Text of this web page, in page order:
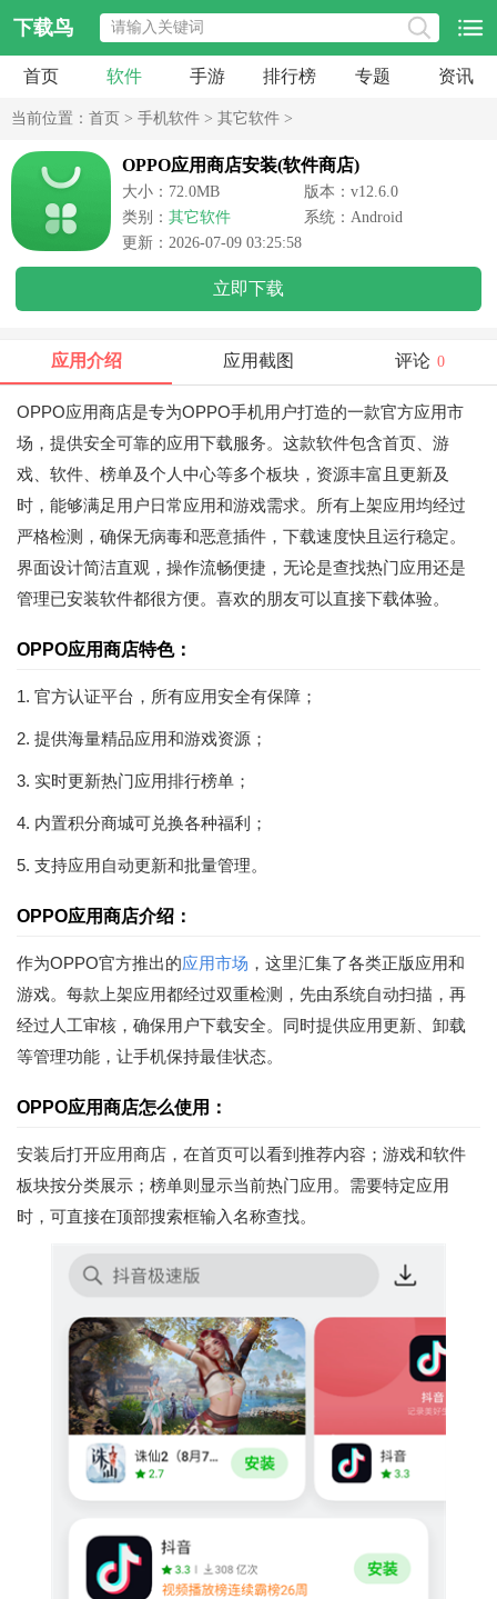
下载鸟
首页 软件 手游 排行榜 专题 资讯
当前位置： 首页 > 手机软件 > 其它软件 >
OPPO应用商店安装(软件商店)
大小：72.0MB
版本：v12.6.0
类别： 其它软件
系统：Android
更新：2026-07-09 03:25:58
立即下载
应用介绍 应用截图 评论 0
OPPO应用商店是专为OPPO手机用户打造的一款官方应用市
场，提供安全可靠的应用下载服务。这款软件包含首页、游
戏、软件、榜单及个人中心等多个板块，资源丰富且更新及
时，能够满足用户日常应用和游戏需求。所有上架应用均经过
严格检测，确保无病毒和恶意插件，下载速度快且运行稳定。
界面设计简洁直观，操作流畅便捷，无论是查找热门应用还是
管理已安装软件都很方便。喜欢的朋友可以直接下载体验。
OPPO应用商店特色：
1. 官方认证平台，所有应用安全有保障；
2. 提供海量精品应用和游戏资源；
3. 实时更新热门应用排行榜单；
4. 内置积分商城可兑换各种福利；
5. 支持应用自动更新和批量管理。
OPPO应用商店介绍：
作为OPPO官方推出的应用市场 ，这里汇集了各类正版应用和
游戏。每款上架应用都经过双重检测，先由系统自动扫描，再
经过人工审核，确保用户下载安全。同时提供应用更新、卸载
等管理功能，让手机保持最佳状态。
OPPO应用商店怎么使用：
安装后打开应用商店，在首页可以看到推荐内容；游戏和软件
板块按分类展示；榜单则显示当前热门应用。需要特定应用
时，可直接在顶部搜索框输入名称查找。